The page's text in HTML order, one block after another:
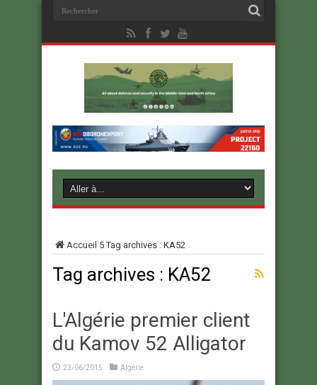
Accueil 5Tag archives : KA52
Tag archives : KA52
L'Algérie premier client
du Kamov 52 Alligator
23/06/2015 Algérie